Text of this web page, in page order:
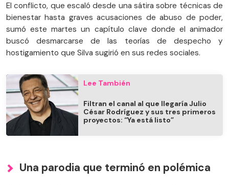
El conflicto, que escaló desde una sátira sobre técnicas de
bienestar hasta graves acusaciones de abuso de poder,
sumó este martes un capítulo clave donde el animador
buscó desmarcarse de las teorías de despecho y
hostigamiento que Silva sugirió en sus redes sociales.
Lee También
Filtran el canal al que llegaría Julio
César Rodríguez y sus tres primeros
proyectos: “Ya está listo”
Una parodia que terminó en polémica